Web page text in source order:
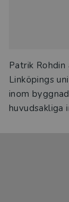
Patrik
Linköpings
inom
huvudsakliga